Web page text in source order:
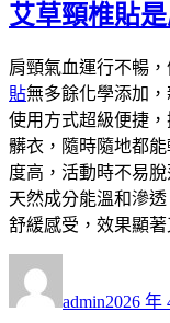
期:
艾草頸椎貼
肩頸氣血運行不暢
貼無多餘化學添加
使用方式超級便捷
髒衣，隨時隨地都
度高，活動時不易
天然成分能溫和滲
舒緩感受，效果顯著
者
admin佈
2026 年